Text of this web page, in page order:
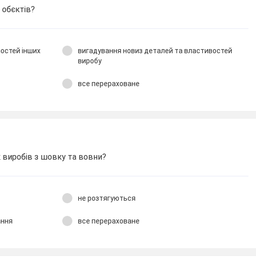
інших
вигадування новиз деталей та властивостей
виробу
все перераховане
виробів з шовку та вовни?
не розтягуються
все перераховане